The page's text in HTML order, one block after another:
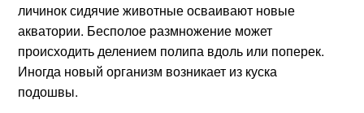
личинок сидячие животные осваивают новые
акватории. Бесполое размножение может
происходить делением полипа вдоль или поперек.
Иногда новый организм возникает из куска
подошвы.